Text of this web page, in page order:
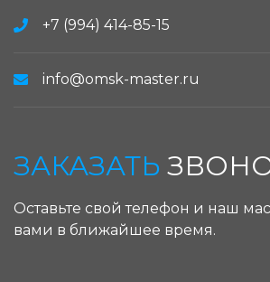
+7 (994) 414-85-15
info@omsk-master.ru
ЗАКАЗАТЬ
Оставьте свой телефон и наш
вами в ближайшее время.